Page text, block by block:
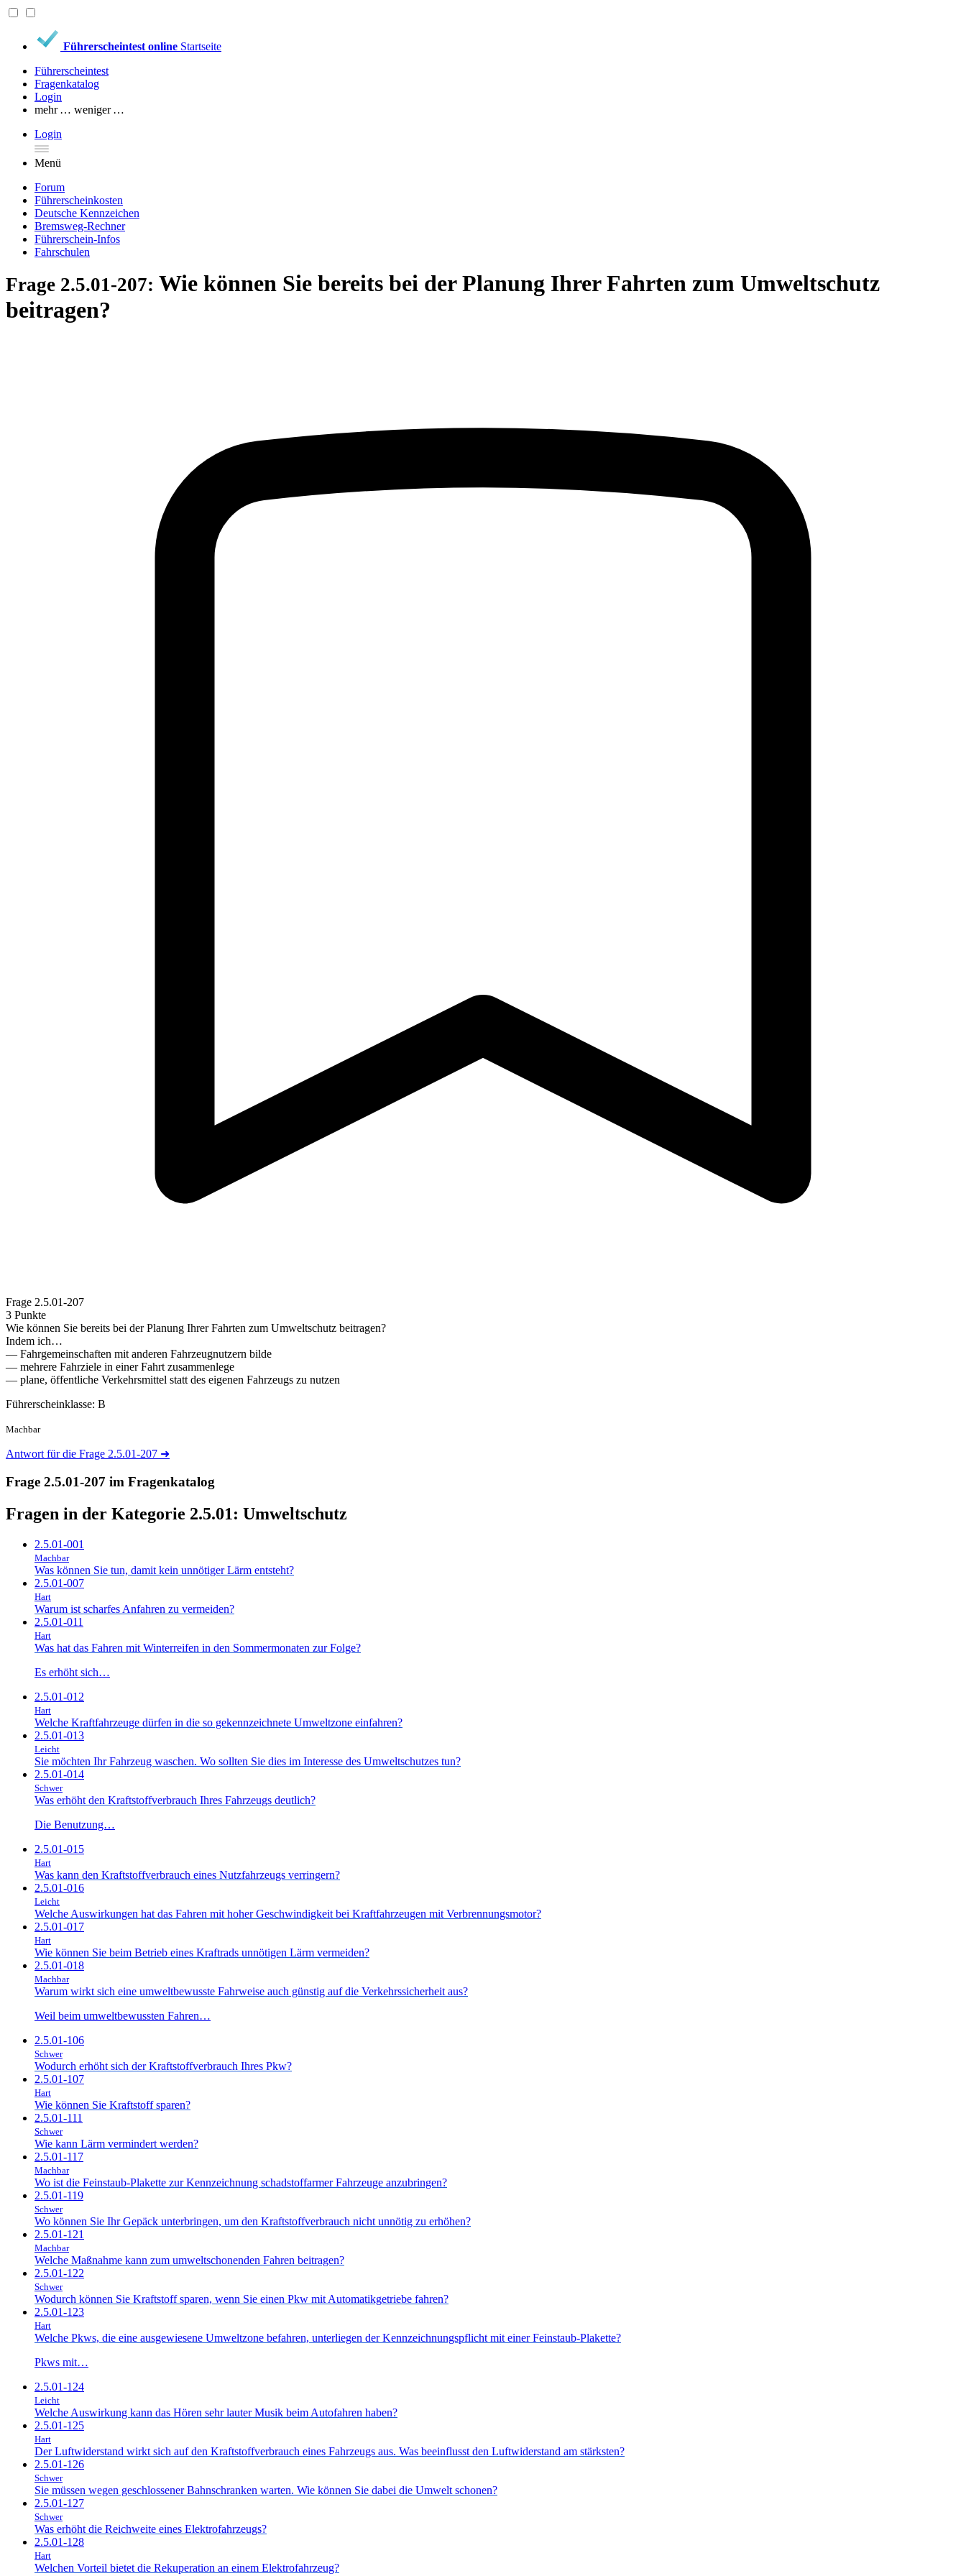
Führerscheintest online Startseite
Führerscheintest
Fragenkatalog
Login
mehr … weniger …
Login
Menü
Forum
Führerscheinkosten
Deutsche Kennzeichen
Bremsweg-Rechner
Führerschein-Infos
Fahrschulen
Frage 2.5.01-207: Wie können Sie bereits bei der Planung Ihrer Fahrten zum Umweltschutz
beitragen?
Frage 2.5.01-207
3 Punkte
Wie können Sie bereits bei der Planung Ihrer Fahrten zum Umweltschutz beitragen?
Indem ich…
— Fahrgemeinschaften mit anderen Fahrzeugnutzern bilde
— mehrere Fahrziele in einer Fahrt zusammenlege
— plane, öffentliche Verkehrsmittel statt des eigenen Fahrzeugs zu nutzen
Führerscheinklasse: B
Machbar
Antwort für die Frage 2.5.01-207 ➜
Frage 2.5.01-207 im Fragenkatalog
Fragen in der Kategorie 2.5.01: Umweltschutz
2.5.01-001
Machbar
Was können Sie tun, damit kein unnötiger Lärm entsteht?
2.5.01-007
Hart
Warum ist scharfes Anfahren zu vermeiden?
2.5.01-011
Hart
Was hat das Fahren mit Winterreifen in den Sommermonaten zur Folge?
Es erhöht sich…
2.5.01-012
Hart
Welche Kraftfahrzeuge dürfen in die so gekennzeichnete Umweltzone einfahren?
2.5.01-013
Leicht
Sie möchten Ihr Fahrzeug waschen. Wo sollten Sie dies im Interesse des Umweltschutzes tun?
2.5.01-014
Schwer
Was erhöht den Kraftstoffverbrauch Ihres Fahrzeugs deutlich?
Die Benutzung…
2.5.01-015
Hart
Was kann den Kraftstoffverbrauch eines Nutzfahrzeugs verringern?
2.5.01-016
Leicht
Welche Auswirkungen hat das Fahren mit hoher Geschwindigkeit bei Kraftfahrzeugen mit Verbrennungsmotor?
2.5.01-017
Hart
Wie können Sie beim Betrieb eines Kraftrads unnötigen Lärm vermeiden?
2.5.01-018
Machbar
Warum wirkt sich eine umweltbewusste Fahrweise auch günstig auf die Verkehrssicherheit aus?
Weil beim umweltbewussten Fahren…
2.5.01-106
Schwer
Wodurch erhöht sich der Kraftstoffverbrauch Ihres Pkw?
2.5.01-107
Hart
Wie können Sie Kraftstoff sparen?
2.5.01-111
Schwer
Wie kann Lärm vermindert werden?
2.5.01-117
Machbar
Wo ist die Feinstaub-Plakette zur Kennzeichnung schadstoffarmer Fahrzeuge anzubringen?
2.5.01-119
Schwer
Wo können Sie Ihr Gepäck unterbringen, um den Kraftstoffverbrauch nicht unnötig zu erhöhen?
2.5.01-121
Machbar
Welche Maßnahme kann zum umweltschonenden Fahren beitragen?
2.5.01-122
Schwer
Wodurch können Sie Kraftstoff sparen, wenn Sie einen Pkw mit Automatikgetriebe fahren?
2.5.01-123
Hart
Welche Pkws, die eine ausgewiesene Umweltzone befahren, unterliegen der Kennzeichnungspflicht mit einer Feinstaub-Plakette?
Pkws mit…
2.5.01-124
Leicht
Welche Auswirkung kann das Hören sehr lauter Musik beim Autofahren haben?
2.5.01-125
Hart
Der Luftwiderstand wirkt sich auf den Kraftstoffverbrauch eines Fahrzeugs aus. Was beeinflusst den Luftwiderstand am stärksten?
2.5.01-126
Schwer
Sie müssen wegen geschlossener Bahnschranken warten. Wie können Sie dabei die Umwelt schonen?
2.5.01-127
Schwer
Was erhöht die Reichweite eines Elektrofahrzeugs?
2.5.01-128
Hart
Welchen Vorteil bietet die Rekuperation an einem Elektrofahrzeug?